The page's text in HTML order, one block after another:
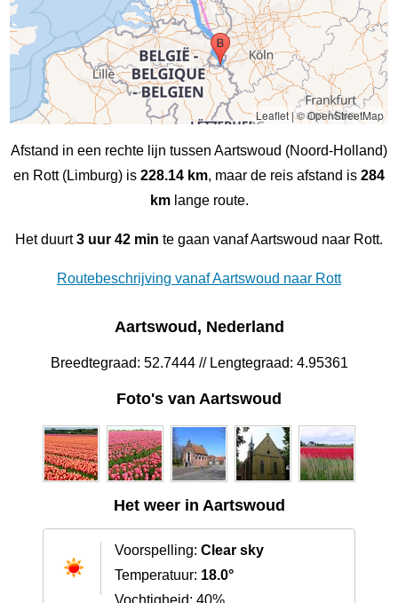
Leaflet|© OpenStreetMap
Afstand in een rechte lijn tussen Aartswoud (Noord-Holland)
en Rott (Limburg) is 228.14 km, maar de reis afstand is 284
kmlange route.
Het duurt3 uur 42 min te gaan vanaf Aartswoud naar Rott.
Routebeschrijving vanaf Aartswoud naar Rott
Aartswoud, Nederland
Breedtegraad: 52.7444 // Lengtegraad: 4.95361
Foto's van Aartswoud
Het weer in Aartswoud
Voorspelling: Clear sky
Temperatuur: 18.0°